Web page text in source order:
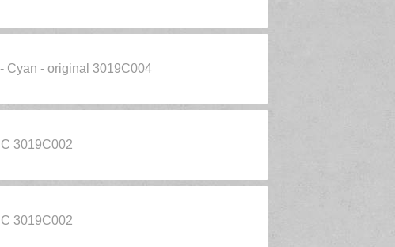
Cyan - original 3019C004
3019C002
3019C002